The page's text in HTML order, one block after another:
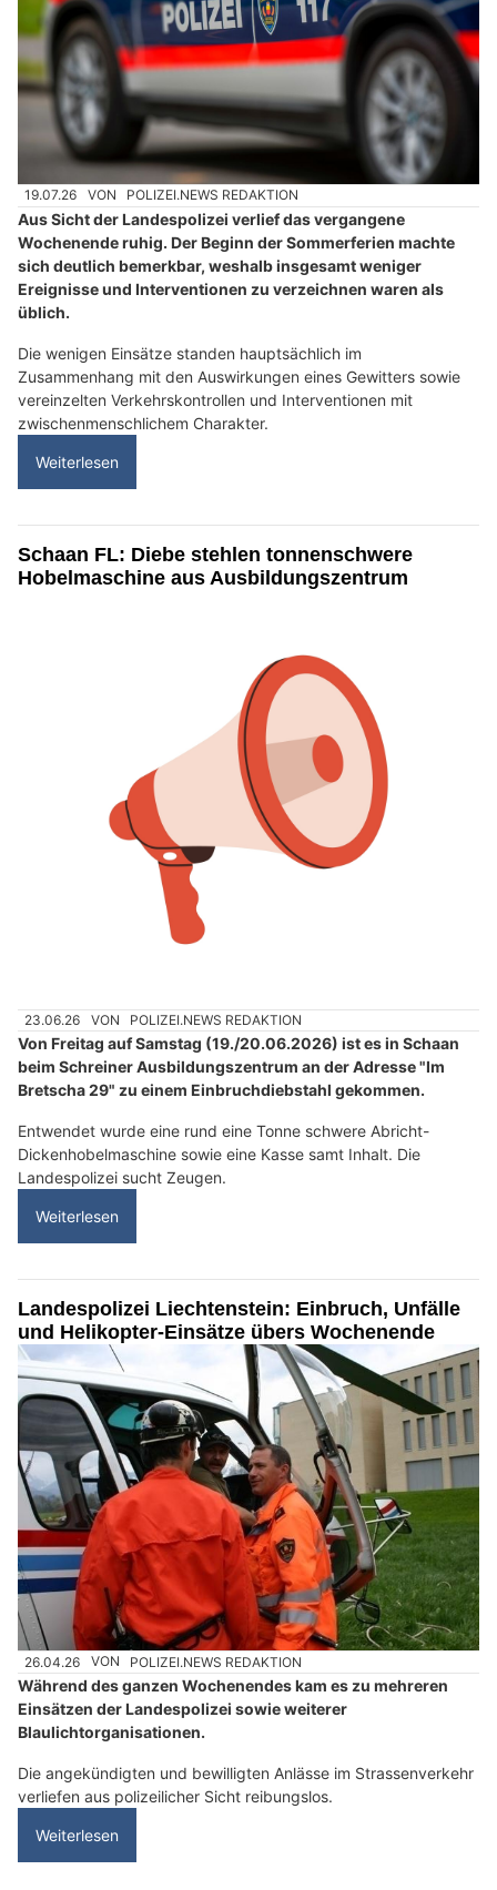
19.07.26 VON POLIZEI.NEWS REDAKTION
Aus Sicht der Landespolizei verlief das vergangene
Wochenende ruhig. Der Beginn der Sommerferien machte
sich deutlich bemerkbar, weshalb insgesamt weniger
Ereignisse und Interventionen zu verzeichnen waren als
üblich.
Die wenigen Einsätze standen hauptsächlich im
Zusammenhang mit den Auswirkungen eines Gewitters sowie
vereinzelten Verkehrskontrollen und Interventionen mit
zwischenmenschlichem Charakter.
Weiterlesen
Schaan FL: Diebe stehlen tonnenschwere
Hobelmaschine aus Ausbildungszentrum
23.06.26 VON POLIZEI.NEWS REDAKTION
Von Freitag auf Samstag (19./20.06.2026) ist es in Schaan
beim Schreiner Ausbildungszentrum an der Adresse "Im
Bretscha 29" zu einem Einbruchdiebstahl gekommen.
Entwendet wurde eine rund eine Tonne schwere Abricht-
Dickenhobelmaschine sowie eine Kasse samt Inhalt. Die
Landespolizei sucht Zeugen.
Weiterlesen
Landespolizei Liechtenstein: Einbruch, Unfälle
und Helikopter-Einsätze übers Wochenende
26.04.26 VON POLIZEI.NEWS REDAKTION
Während des ganzen Wochenendes kam es zu mehreren
Einsätzen der Landespolizei sowie weiterer
Blaulichtorganisationen.
Die angekündigten und bewilligten Anlässe im Strassenverkehr
verliefen aus polizeilicher Sicht reibungslos.
Weiterlesen